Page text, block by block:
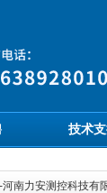
技术
南力安测控科技有